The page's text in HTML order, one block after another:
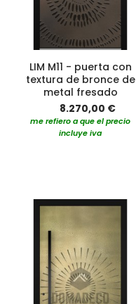
LIM M11 - puerta con
textura de bronce de
metal fresado
8.270,00 €
me refiero a que el precio
incluye iva